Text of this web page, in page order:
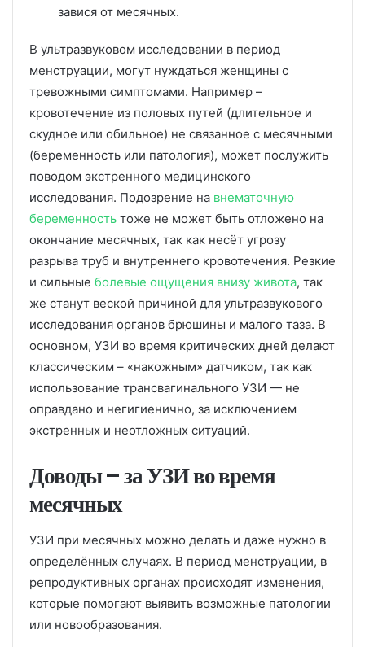
завися от месячных.
В ультразвуковом исследовании в период
менструации, могут нуждаться женщины с
тревожными симптомами. Например –
кровотечение из половых путей (длительное и
скудное или обильное) не связанное с месячными
(беременность или патология), может послужить
поводом экстренного медицинского
исследования. Подозрение на внематочную
беременность тоже не может быть отложено на
окончание месячных, так как несёт угрозу
разрыва труб и внутреннего кровотечения. Резкие
и сильные болевые ощущения внизу живота, так
же станут веской причиной для ультразвукового
исследования органов брюшины и малого таза. В
основном, УЗИ во время критических дней делают
классическим – «накожным» датчиком, так как
использование трансвагинального УЗИ — не
оправдано и негигиенично, за исключением
экстренных и неотложных ситуаций.
Доводы – за УЗИ во время
месячных
УЗИ при месячных можно делать и даже нужно в
определённых случаях. В период менструации, в
репродуктивных органах происходят изменения,
которые помогают выявить возможные патологии
или новообразования.